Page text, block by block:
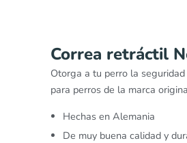
Correa retráctil
Otorga a tu perro la
para perros de la marca
Hechas en Alemania
De muy buena calidad y